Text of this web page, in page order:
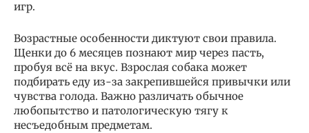
игр.
Возрастные особенности диктуют свои правила.
Щенки до 6 месяцев познают мир через пасть,
пробуя всё на вкус. Взрослая собака может
подбирать еду из-за закрепившейся привычки или
чувства голода. Важно различать обычное
любопытство и патологическую тягу к
несъедобным предметам.